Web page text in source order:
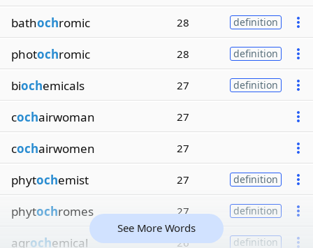
bathochromic 28 definition
photochromic 28 definition
biochemicals 27 definition
cochairwoman 27
cochairwomen 27
phytochemist 27 definition
phytochromes 27 definition
agrochemical 26 definition
See More Words